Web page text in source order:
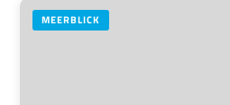
MEERBLICK